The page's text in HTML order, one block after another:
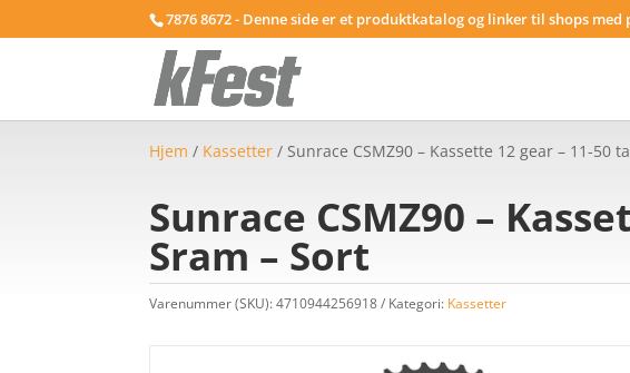
7876 8672 - Denne side er et produktkatalog og linker til shops
Hjem / Kassetter / Sunrace CSMZ90 – Kassette 12 gear – 11-50
Sunrace CSMZ90 –
Sram – Sort
Varenummer (SKU):4710944256918 Kategori: Kassetter